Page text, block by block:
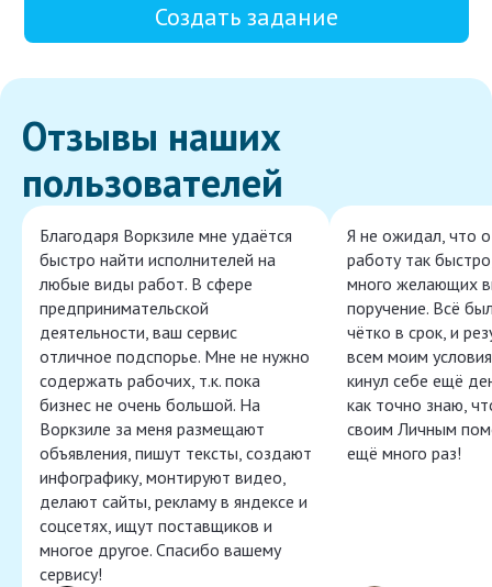
Создать задание
Отзывы наших
пользователей
Благодаря Воркзиле мне удаётся
быстро найти исполнителей на
любые виды работ. В сфере
предпринимательской
деятельности, ваш сервис
отличное подспорье. Мне не нужно
содержать рабочих, т.к. пока
бизнес не очень большой. На
Воркзиле за меня размещают
объявления, пишут тексты, создают
инфографику, монтируют видео,
делают сайты, рекламу в яндексе и
соцсетях, ищут поставщиков и
многое другое. Спасибо вашему
сервису!
Я не ожидал, что
работу так
много желающих
поручение. Всё
чётко в срок, и
всем моим
кинул себе ещё
как точно знаю,
своим Личным
ещё много раз!